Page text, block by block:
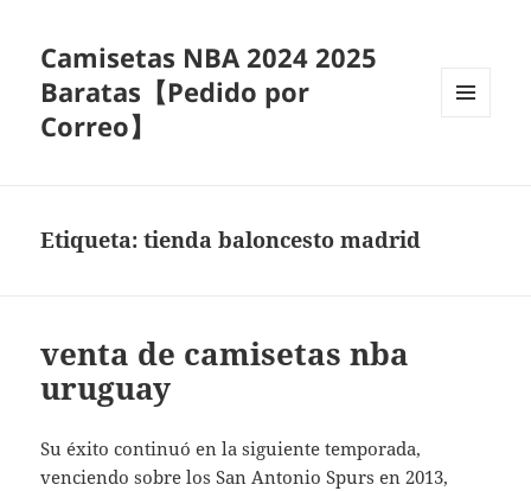
Camisetas NBA 2024 2025
Baratas【Pedido por
Correo】
Etiqueta:tienda baloncesto madrid
venta de camisetas nba
uruguay
Su éxito continuó en la siguiente temporada,
venciendo sobre los San Antonio Spurs en 2013,